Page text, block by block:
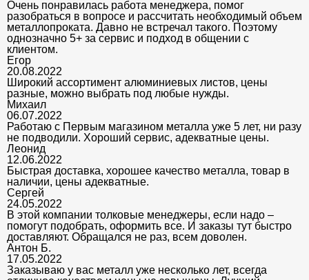
Очень понравилась работа менеджера, помог
разобраться в вопросе и рассчитать необходимый объем
металлопроката. Давно не встречал такого. Поэтому
однозначно 5+ за сервис и подход в общении с
клиентом.
Егор
20.08.2022
Широкий ассортимент алюминиевых листов, цены
разные, можно выбрать под любые нужды.
Михаил
06.07.2022
Работаю с Первым магазином металла уже 5 лет, ни разу
не подводили. Хороший сервис, адекватные цены.
Леонид
12.06.2022
Быстрая доставка, хорошее качество металла, товар в
наличии, цены адекватные.
Сергей
24.05.2022
В этой компании толковые менеджеры, если надо –
помогут подобрать, оформить все. И заказы тут быстро
доставляют. Обращался не раз, всем доволен.
Антон Б.
17.05.2022
Заказываю у вас металл уже несколько лет, всегда